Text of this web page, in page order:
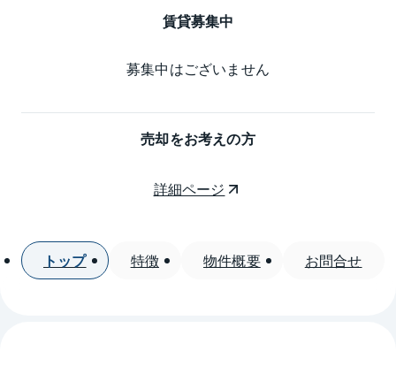
賃貸募集中
募集中はございません
売却をお考えの方
詳細ページ
トップ 特徴 物件概要 お問合せ